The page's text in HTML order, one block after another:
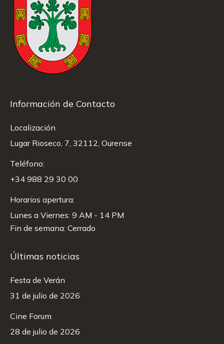
Información de Contacto
Localización
Lugar Rioseco, 7, 32112, Ourense
Teléfono:
+34 988 29 30 00
Horarios apertura:
Lunes a Viernes: 9 AM - 14 PM
Fin de semana: Cerrado
Últimas noticias
Festa de Verán
31 de julio de 2026
Cine Forum
28 de julio de 2026